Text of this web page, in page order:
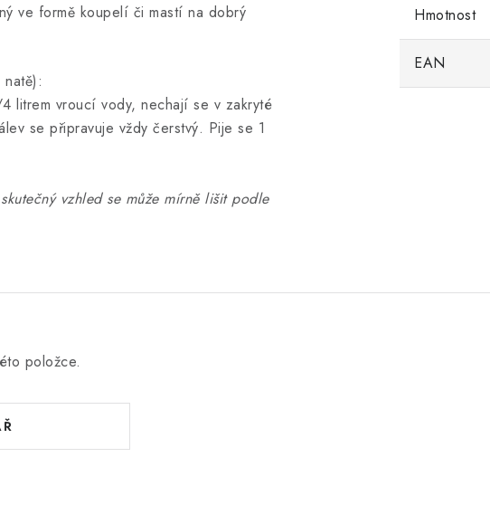
ve formě koupelí či mastí na dobrý
litrem vroucí vody, nechají se v zakryté
se připravuje vždy čerstvý. Pije se 1
vzhled se může mírně lišit podle
Hmotnost
EAN
položce.